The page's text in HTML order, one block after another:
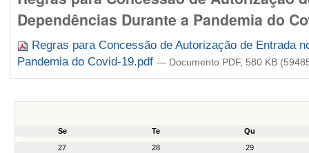
Dependências Durante a Pandemia do
Regras para Concessão de Autorização de Entrada
Pandemia do Covid-19.pdf — Documento PDF, 580 KB
Se Te
Qu
27
28
29